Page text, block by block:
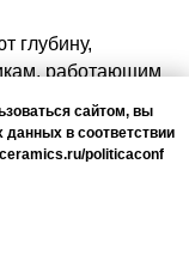
глубину,
работающим
упаковке
сайтом, вы
данных в соответствии
politicaconf